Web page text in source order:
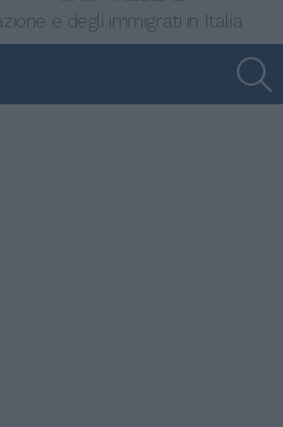
e degli immigrati in Italia